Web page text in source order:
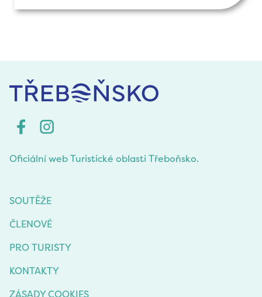
Oficiální web Turistické oblasti Třeboňsko.
SOUTĚŽE
ČLENOVÉ
PRO TURISTY
KONTAKTY
ZÁSADY COOKIES